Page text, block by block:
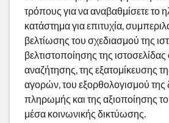
τρόπους για να αναβαθμίσετε το
κατάστημα για επιτυχία,
βελτίωσης του σχεδιασμού της
βελτιστοποίησης της ιστοσελίδας
αναζήτησης, της εξατομίκευσης
αγορών, του εξορθολογισμού της
πληρωμής και της αξιοποίησης
μέσα κοινωνικής δικτύωσης.